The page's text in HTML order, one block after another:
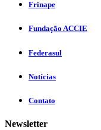
Frinape
Fundação ACCIE
Federasul
Notícias
Contato
Newsletter